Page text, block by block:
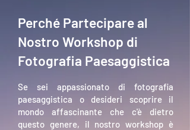
Perché Partecipare al
Nostro Workshop di
Fotografia Paesaggistica
Se sei appassionato di fotografia
paesaggistica o desideri scoprire il
mondo affascinante che c'è dietro
questo genere, il nostro workshop è